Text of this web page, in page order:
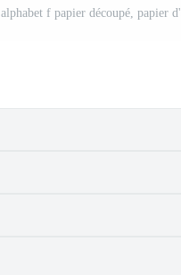
alphabet f papier découpé, papier